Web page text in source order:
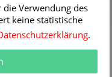
weitere Infos
Sicherheit
weitere Infos
Verwendung des
keine statistische
.